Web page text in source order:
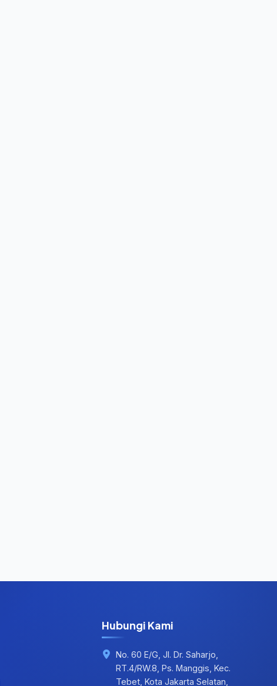
Hubungi Kami
No. 60 E/G, Jl. Dr. Saharjo,
RT.4/RW.8, Ps. Manggis, Kec.
Tebet, Kota Jakarta Selatan,